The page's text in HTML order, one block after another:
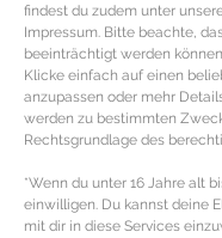
findest du zudem unter
Impressum. Bitte beachte,
beeinträchtigt werden
Klicke einfach auf einen
anzupassen oder mehr
werden zu bestimmten
Rechtsgrundlage des
*Wenn du unter 16 Jahre alt
einwilligen. Du kannst deine
mit dir in diese Services
Online
Tiger im Test
Fakten
Reinigungsservice
wichtigsten Fakten